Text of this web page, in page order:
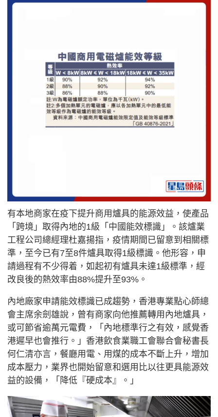
有本地商家在疫下提升商用爐具的能源效益，使產品
「跨境」取得內地的1級「中國能效標識」。該爐業
工程公司總經理杜嘉揚指，疫情期間已留意到相關標
準，至今已有7至8件爐具取得1級標識。他形容，申
請過程有不少得着，如起初有爐具未達1級標準，經
改良後的熱效率由88%提升至93%。
內地廠家申請能效標識已成趨勢，香港專業點心師總
會主席余劍雄說，曾有商家向他推薦轉用內地爐具，
或可節省逾萬元電費，「內地標準行之有效，感覺香
港遲早也會推行。」香港飲食業職工會聯合會秘書長
何仁清亦言，餐廳用電、用煤的成本不斷上升，增加
成本壓力，業界也開始留意和選用比以往更具能源效
益的設備，「降低『硬成本』。」